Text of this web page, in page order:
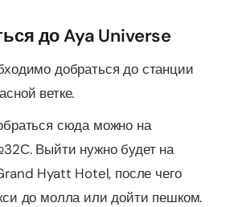
до Aya Universe
добраться до станции
ветке.
сюда можно на
Выйти нужно будет на
Hyatt Hotel, после чего
до молла или дойти пешком.